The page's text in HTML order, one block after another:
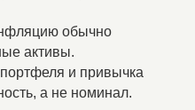
обычно
активы.
и привычка
а не номинал.